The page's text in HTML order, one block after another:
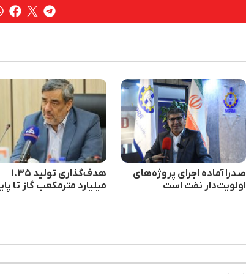
صدرا آماده اجرای پروژه‌های
اولویت‌دار نفت است
هدف‌گذاری تولید ۱.۳۵
میلیارد مترمکعب گاز تا